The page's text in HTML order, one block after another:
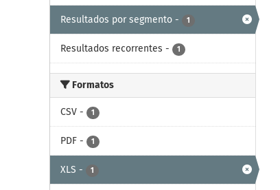
Resultados por segmento - 1
Resultados recorrentes - 1
Formatos
CSV - 1
PDF - 1
XLS - 1